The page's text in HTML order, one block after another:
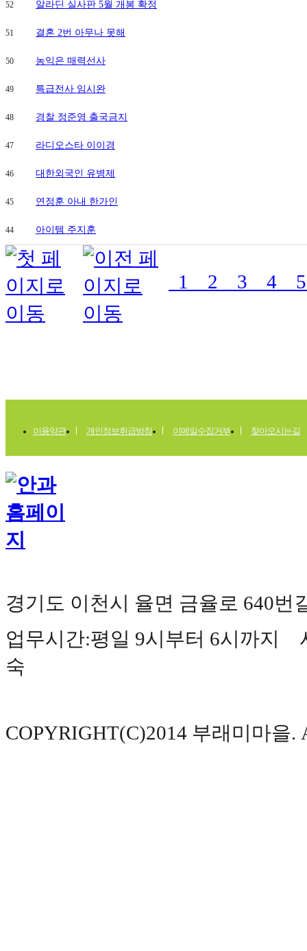
52 알라딘 실사판 5월 개봉 확정
51 결혼 2번 아무나 못해
50 농익은 매력선사
49 특급전사 임시완
48 경찰 정준영 출국금지
47 라디오스타 이이경
46 대한외국인 유병제
45 연정훈 아내 한가인
44 아이템 주지훈
1 2 3 4
이용약관 개인정보취급방침 이메일수집거부 찾아오시는길
경기도 이천시 율면 금율로 640
업무시간:평일 9시부터 6시까지
숙
COPYRIGHT(C)2014 부래미마을.